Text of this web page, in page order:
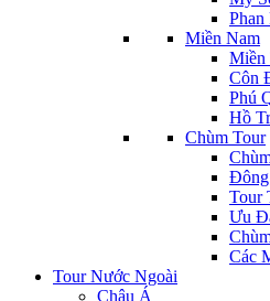
Phan
Miền Nam
Miền
Côn
Phú
Hồ
Chùm Tour
Đông
Tour
Ưu
Các
Tour Nước Ngoài
Châu Á